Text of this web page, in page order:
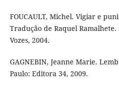
FOUCAULT, Michel. Vigiar e
Tradução de Raquel Ramalhete.
Vozes, 2004.
GAGNEBIN, Jeanne Marie.
Paulo: Editora 34, 2009.